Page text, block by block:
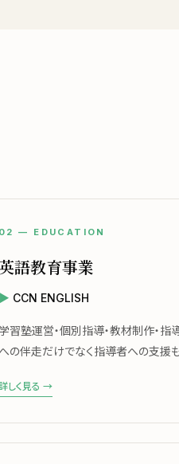
02 — EDUCATION
英語教育事業
CCN ENGLISH
習塾運営・個別指導・教材制作・
への伴走だけでなく指導者への支援も
しく見る →